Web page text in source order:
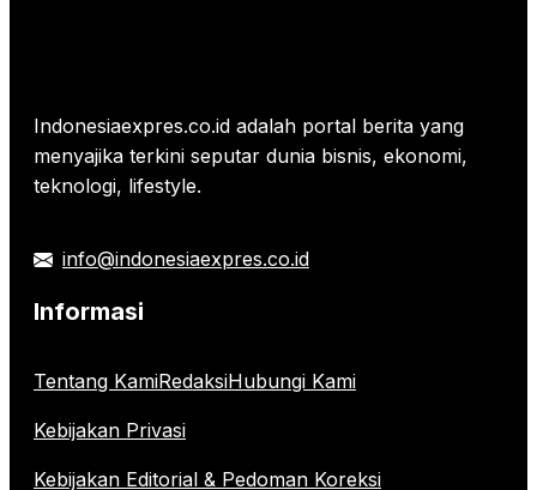
Indonesiaexpres.co.id adalah portal berita yang
menyajika terkini seputar dunia bisnis, ekonomi,
teknologi, lifestyle.
info@indonesiaexpres.co.id
Informasi
Tentang KamiRedaksiHubungi Kami
Kebijakan Privasi
Kebijakan Editorial & Pedoman Koreksi